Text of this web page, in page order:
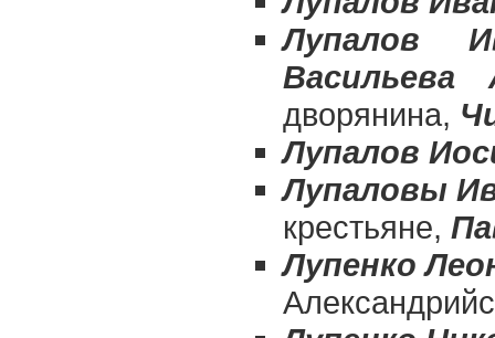
Лупалов
Васильева
дворянина,
Лупалов
Лупаловы
крестьяне,
Лупенко